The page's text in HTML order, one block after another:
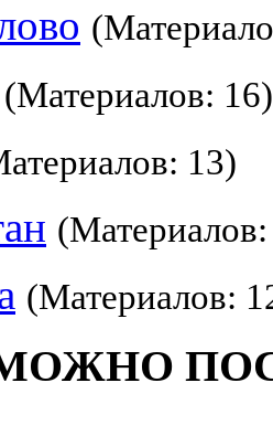
(Материалов: 16)
13)
(Материалов: